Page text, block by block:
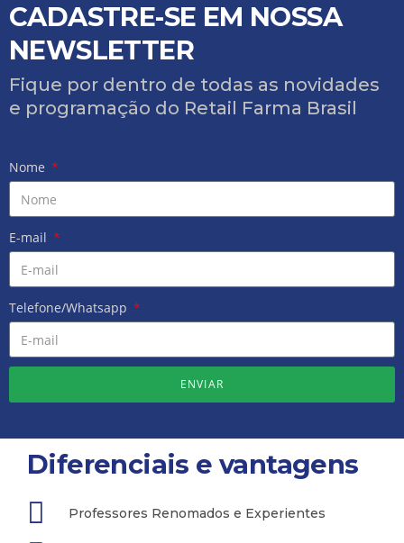
CADASTRE-SE EM NOSSA
NEWSLETTER
Fique por dentro de todas as novidades
e programação do Retail Farma Brasil
Nome
E-mail
Telefone/Whatsapp
ENVIAR
Diferenciais e vantagens
Professores Renomados e Experientes